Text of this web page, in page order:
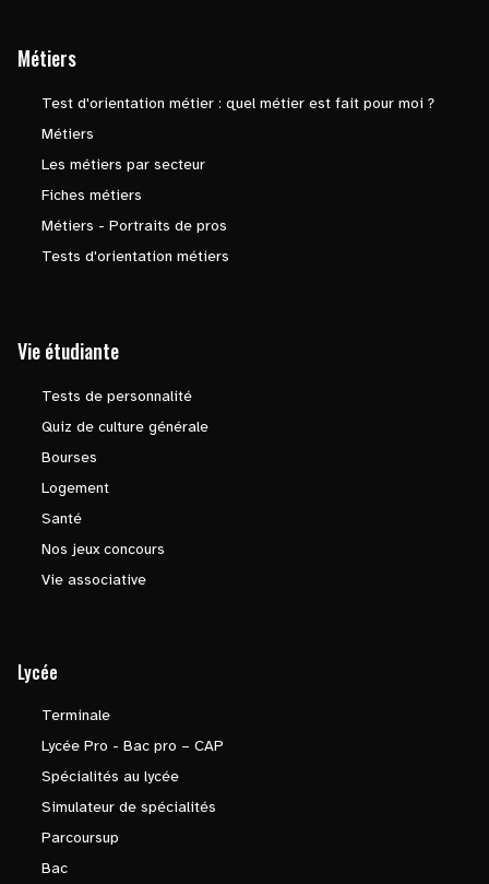
Métiers
Test d'orientation métier : quel métier est fait pour moi ?
Métiers
Les métiers par secteur
Fiches métiers
Métiers - Portraits de pros
Tests d'orientation métiers
Vie étudiante
Tests de personnalité
Quiz de culture générale
Bourses
Logement
Santé
Nos jeux concours
Vie associative
Lycée
Terminale
Lycée Pro - Bac pro – CAP
Spécialités au lycée
Simulateur de spécialités
Parcoursup
Bac